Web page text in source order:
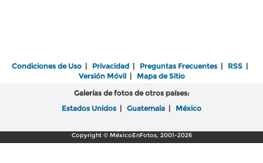
Condiciones de Uso | Privacidad | Preguntas Frecuentes | RSS |
Versión Móvil| Mapa de Sitio
Galerías de fotos de otros países:
Estados Unidos | Guatemala | México
Copyright © MéxicoEnFotos, 2001-2026